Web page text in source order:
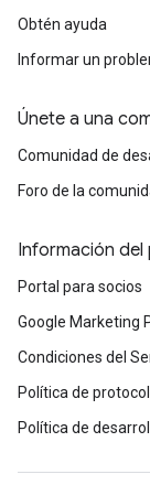
Obtén ayuda
Informar un
Únete a una
Comunidad de
Foro de la
Información
Portal para socios
Google Marketing
Condiciones del
Política de
Política de